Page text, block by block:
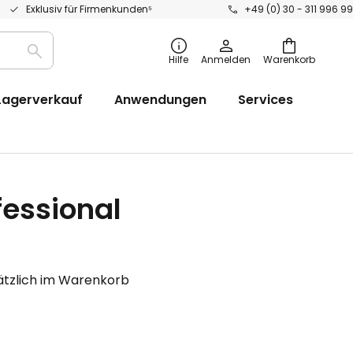
Exklusiv für Firmenkunden⁵ +49 (0) 30 - 311 996 99
Warenkorb
Suche Hilfe Anmelden
Anwendungen
Services
im Warenkorb